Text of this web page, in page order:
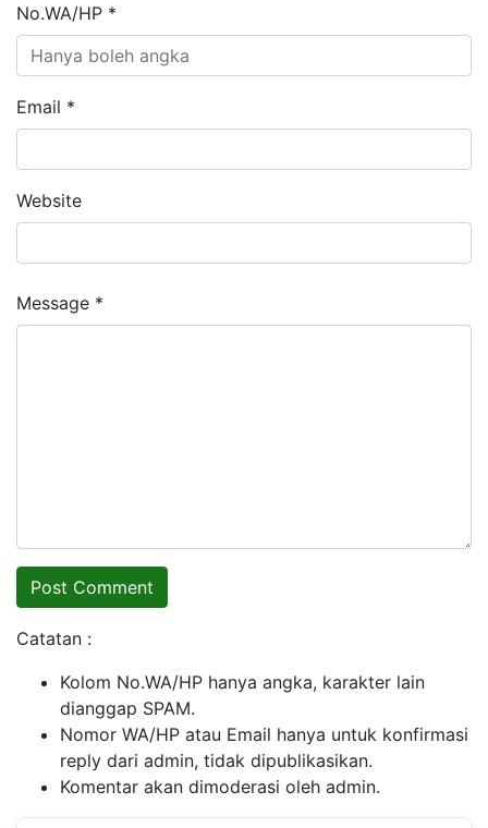
No.WA/HP *
Email *
Website
Message *
Catatan :
Kolom No.WA/HP hanya angka, karakter lain
dianggap SPAM.
Nomor WA/HP atau Email hanya untuk konfirmasi
reply dari admin, tidak dipublikasikan.
Komentar akan dimoderasi oleh admin.